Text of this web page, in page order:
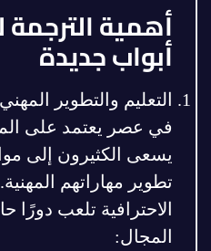
أهمية الترجمة
أبواب جديدة
التعليم والتطوير المهني
في عصر يعتمد على
يسعى الكثيرون إلى
تطوير مهاراتهم
الاحترافية تلعب دورًا
المجال: